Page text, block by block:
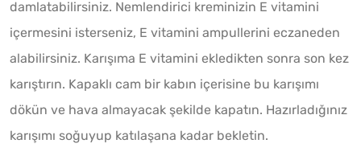
damlatabilirsiniz. Nemlendirici kreminizin E vitamini
içermesini isterseniz, E vitamini ampullerini eczaneden
alabilirsiniz. Karışıma E vitamini ekledikten sonra son kez
karıştırın. Kapaklı cam bir kabın içerisine bu karışımı
dökün ve hava almayacak şekilde kapatın. Hazırladığınız
karışımı soğuyup katılaşana kadar bekletin.